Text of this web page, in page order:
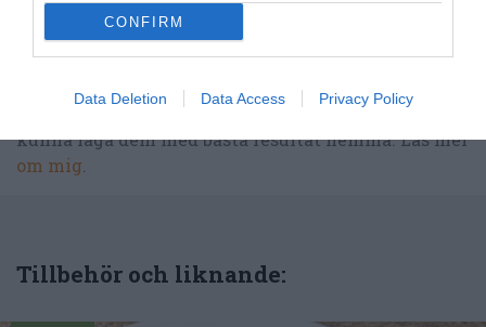
CONFIRM
Data Deletion Data Access Privacy Policy
Måltidsvetenskap från
restauranghögskolan i Grythyttan. På denna sida
delar jag med mig av tusentals olika recept för alla
smaker - noviser som hemmakockar. Alla recept
har jag provlagat, skrivit och fotat så att du ska
kunna laga dem med bästa resultat hemma. Läs mer
om mig
Tillbehör och liknande: